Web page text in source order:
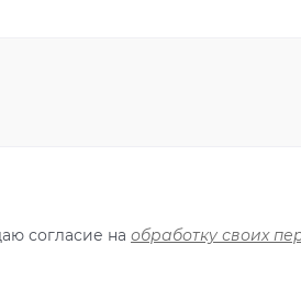
согласие на обработку своих